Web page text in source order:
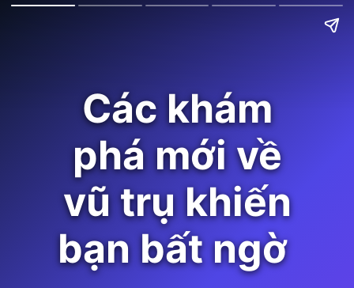
Các khám
phá mới về
vũ trụ khiến
bạn bất ngờ